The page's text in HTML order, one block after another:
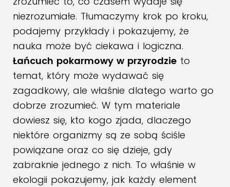
niezrozumiałe. Tłumaczymy krok po kroku,
podajemy przykłady i pokazujemy, że
nauka może być ciekawa i logiczna.
Łańcuch pokarmowy w przyrodzie to
temat, który może wydawać się
zagadkowy, ale właśnie dlatego warto go
dobrze zrozumieć. W tym materiale
dowiesz się, kto kogo zjada, dlaczego
niektóre organizmy są ze sobą ściśle
powiązane oraz co się dzieje, gdy
zabraknie jednego z nich. To właśnie w
ekologii pokazujemy, jak każdy element